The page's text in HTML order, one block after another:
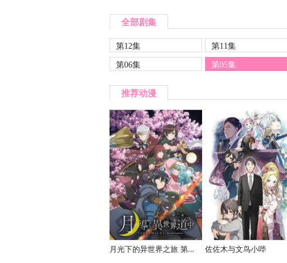
全部剧集
第12集 第11集
第06集
第05集
推荐动漫
月光下的异世界之旅 第二季 佐佐木与文鸟小哔